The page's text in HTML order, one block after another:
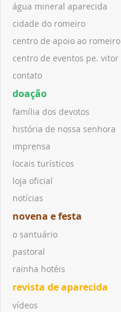
água mineral aparecida
cidade do romeiro
centro de apoio ao romeiro
centro de eventos pe. vitor
contato
doação
família dos devotos
história de nossa senhora
imprensa
locais turísticos
loja oficial
notícias
novena e festa
o santuário
pastoral
rainha hotéis
revista de aparecida
vídeos